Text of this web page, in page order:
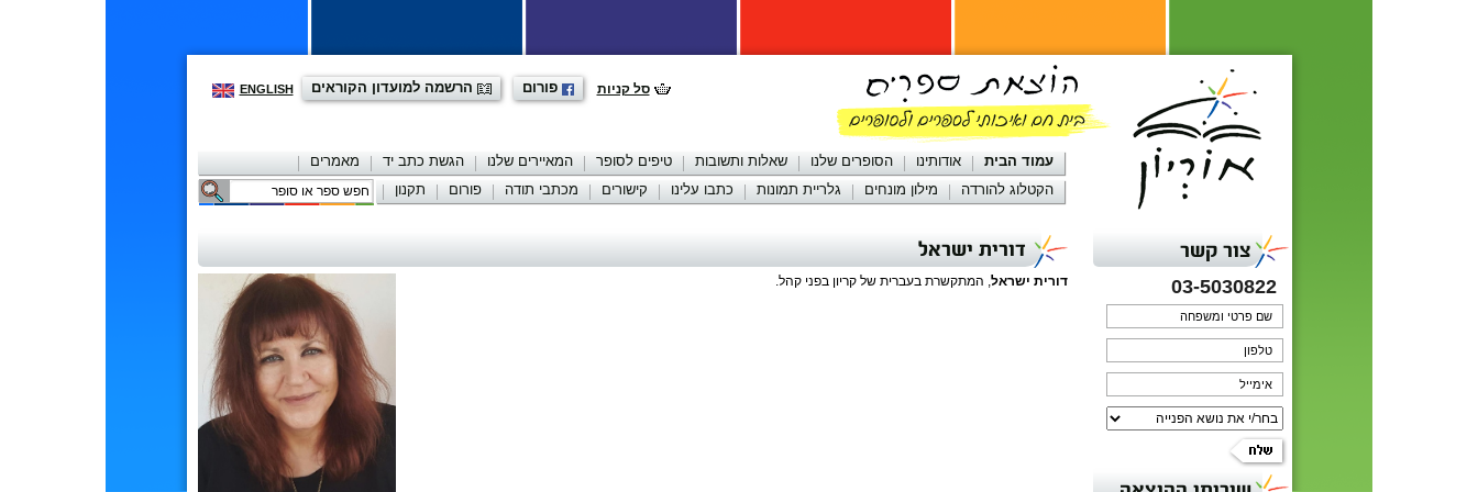
ENGLISH הרשמה למועדון הקוראים פורום סל קניות
עמוד הבית אודותינו הסופרים שלנו שאלות ותשובות טיפים לסופר המאיירים שלנו הגשת כתב יד
מאמרים
הקטלוג להורדה
מילון מונחים גלריית תמונות כתבו עלינו קישורים מכתבי תודה פורום תקנון יצירת קשר
צור קשר
03-5030822
דורית ישראל
דורית ישראל, המתקשרת בעברית של קריון בפני קהל.